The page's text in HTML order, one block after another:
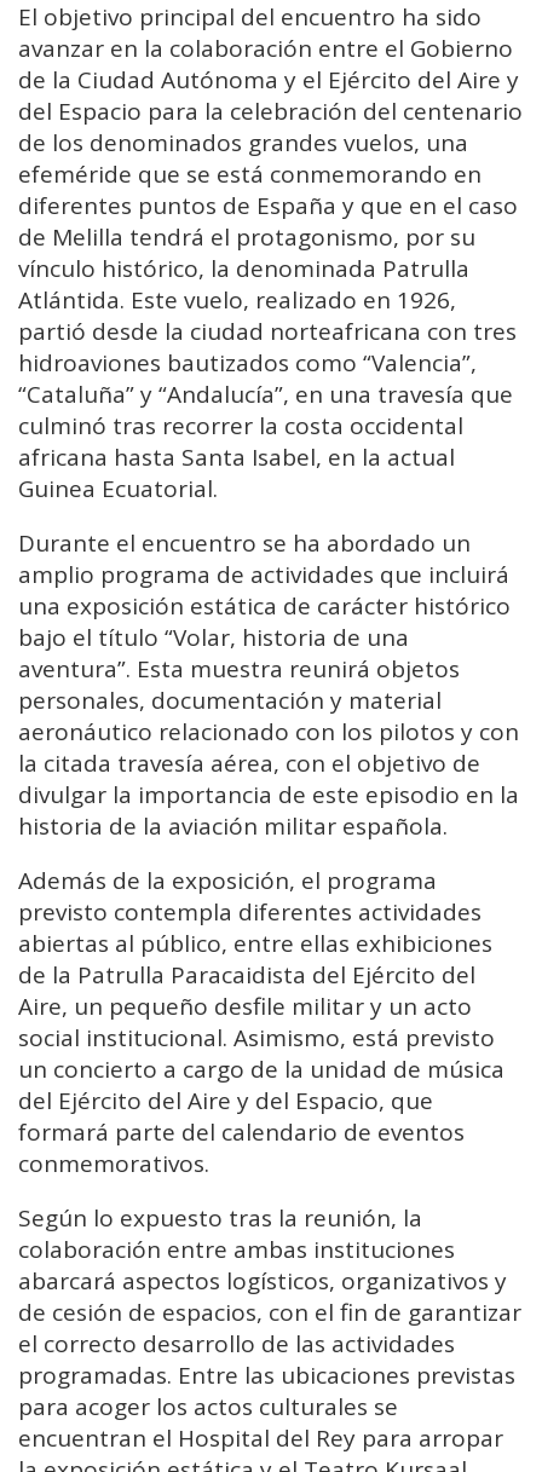
El objetivo principal del encuentro ha sido
avanzar en la colaboración entre el Gobierno
de la Ciudad Autónoma y el Ejército del Aire y
del Espacio para la celebración del centenario
de los denominados grandes vuelos, una
efeméride que se está conmemorando en
diferentes puntos de España y que en el caso
de Melilla tendrá el protagonismo, por su
vínculo histórico, la denominada Patrulla
Atlántida. Este vuelo, realizado en 1926,
partió desde la ciudad norteafricana con tres
hidroaviones bautizados como “Valencia”,
“Cataluña” y “Andalucía”, en una travesía que
culminó tras recorrer la costa occidental
africana hasta Santa Isabel, en la actual
Guinea Ecuatorial.
Durante el encuentro se ha abordado un
amplio programa de actividades que incluirá
una exposición estática de carácter histórico
bajo el título “Volar, historia de una
aventura”. Esta muestra reunirá objetos
personales, documentación y material
aeronáutico relacionado con los pilotos y con
la citada travesía aérea, con el objetivo de
divulgar la importancia de este episodio en la
historia de la aviación militar española.
Además de la exposición, el programa
previsto contempla diferentes actividades
abiertas al público, entre ellas exhibiciones
de la Patrulla Paracaidista del Ejército del
Aire, un pequeño desfile militar y un acto
social institucional. Asimismo, está previsto
un concierto a cargo de la unidad de música
del Ejército del Aire y del Espacio, que
formará parte del calendario de eventos
conmemorativos.
Según lo expuesto tras la reunión, la
colaboración entre ambas instituciones
abarcará aspectos logísticos, organizativos y
de cesión de espacios, con el fin de garantizar
el correcto desarrollo de las actividades
programadas. Entre las ubicaciones previstas
para acoger los actos culturales se
encuentran el Hospital del Rey para arropar